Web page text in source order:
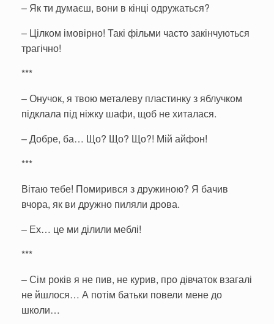
– Як ти думаєш, вони в кінці одружаться?
– Цілком імовірно! Такі фільми часто закінчуються
трагічно!
***
– Онучок, я твою металеву пластинку з яблучком
підклала під ніжку шафи, щоб не хиталася.
– Добре, ба… Що? Що? Що?! Мій айфон!
***
Вітаю тебе! Помирився з дружиною? Я бачив
вчора, як ви дружно пиляли дрова.
– Ех… це ми ділили меблі!
***
– Сім років я не пив, не курив, про дівчаток взагалі
не йшлося… А потім батьки повели мене до
школи…